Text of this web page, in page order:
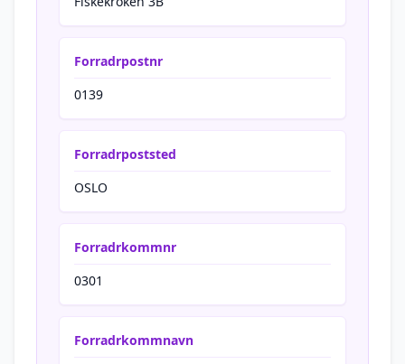
Forradrpostnr
0139
Forradrpoststed
OSLO
Forradrkommnr
0301
Forradrkommnavn